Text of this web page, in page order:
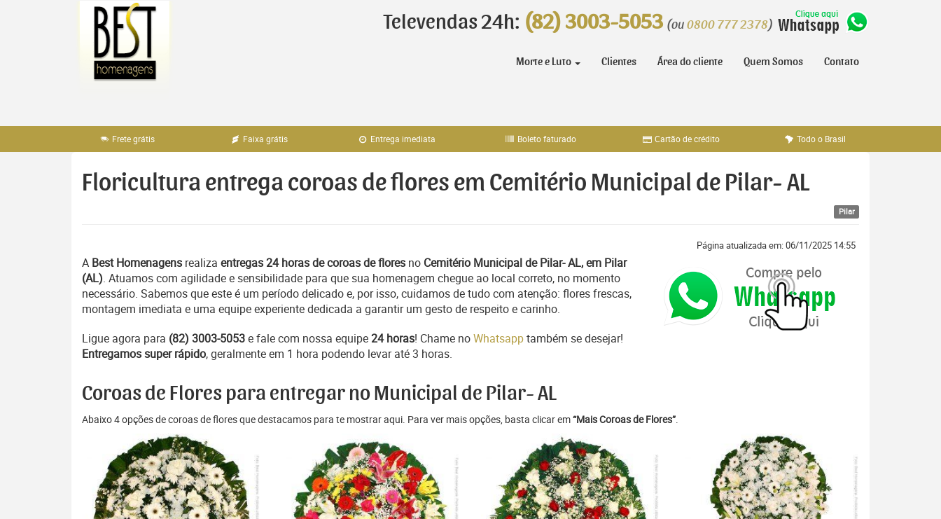
Televendas 24h: (82) 3003-5053 (ou 0800 777 2378)
Morte e Luto Clientes Área do cliente Quem Somos Contato
Frete grátis Faixa grátis Entrega imediata Boleto faturado Cartão de crédito Todo o Brasil
Floricultura entrega coroas de flores em Cemitério Municipal de Pilar- AL
Pilar
Página atualizada em: 06/11/2025 14:55
A Best Homenagens realiza entregas 24 horas de coroas de flores no Cemitério Municipal de Pilar- AL, em Pilar
(AL). Atuamos com agilidade e sensibilidade para que sua homenagem chegue ao local correto, no momento
necessário. Sabemos que este é um período delicado e, por isso, cuidamos de tudo com atenção: flores frescas,
montagem imediata e uma equipe experiente dedicada a garantir um gesto de respeito e carinho.
Ligue agora para (82) 3003-5053e fale com nossa equipe24 horas! Chame noWhatsapptambém se desejar!
Entregamos super rápido, geralmente em 1 hora podendo levar até 3 horas.
Coroas de Flores para entregar no Municipal de Pilar- AL
Abaixo 4 opções de coroas de flores que destacamos para te mostrar aqui. Para ver mais opções, basta clicar em“Mais Coroas de Flores”.